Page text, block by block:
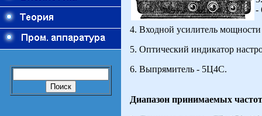
-
4. Входной усилитель
5. Оптический индикатор
6. Выпрямитель - 5Ц4С.
Диапазон принимаемых